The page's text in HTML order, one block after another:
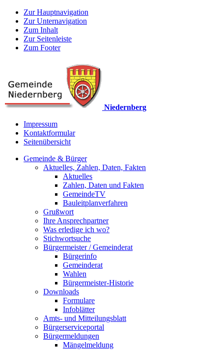
Zur Hauptnavigation
Zur Unternavigation
Zum Inhalt
Zur Seitenleiste
Zum Footer
Niedernberg
Impressum
Kontaktformular
Seitenübersicht
Gemeinde & Bürger
Aktuelles, Zahlen, Daten, Fakten
Aktuelles
Zahlen, Daten und Fakten
GemeindeTV
Bauleitplanverfahren
Grußwort
Ihre Ansprechpartner
Was erledige ich wo?
Stichwortsuche
Bürgermeister / Gemeinderat
Bürgerinfo
Gemeinderat
Wahlen
Bürgermeister-Historie
Downloads
Formulare
Infoblätter
Amts- und Mitteilungsblatt
Bürgerserviceportal
Bürgermeldungen
Mängelmeldung